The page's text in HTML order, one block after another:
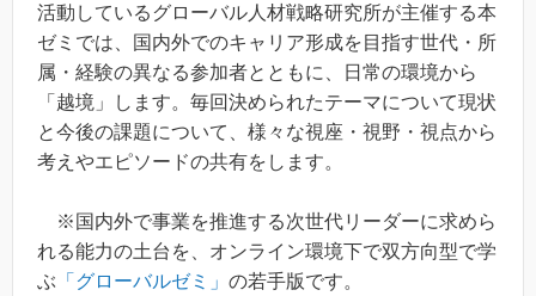
活動しているグローバル人材戦略研究所が主催する本
ゼミでは、国内外でのキャリア形成を目指す世代・所
属・経験の異なる参加者とともに、日常の環境から
「越境」します。毎回決められたテーマについて現状
と今後の課題について、様々な視座・視野・視点から
考えやエピソードの共有をします。
※国内外で事業を推進する次世代リーダーに求めら
れる能力の土台を、オンライン環境下で双方向型で学
ぶ 「グローバルゼミ」 の若手版です。